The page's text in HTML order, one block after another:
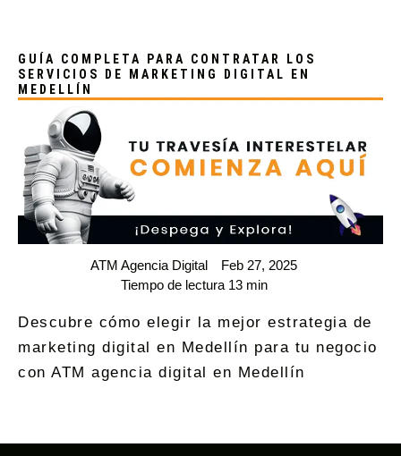
GUÍA COMPLETA PARA CONTRATAR LOS
SERVICIOS DE MARKETING DIGITAL EN
MEDELLÍN
ATM Agencia Digital
Feb 27, 2025
Tiempo de lectura 13 min
Descubre cómo elegir la mejor estrategia de
marketing digital en Medellín para tu negocio
con ATM agencia digital en Medellín